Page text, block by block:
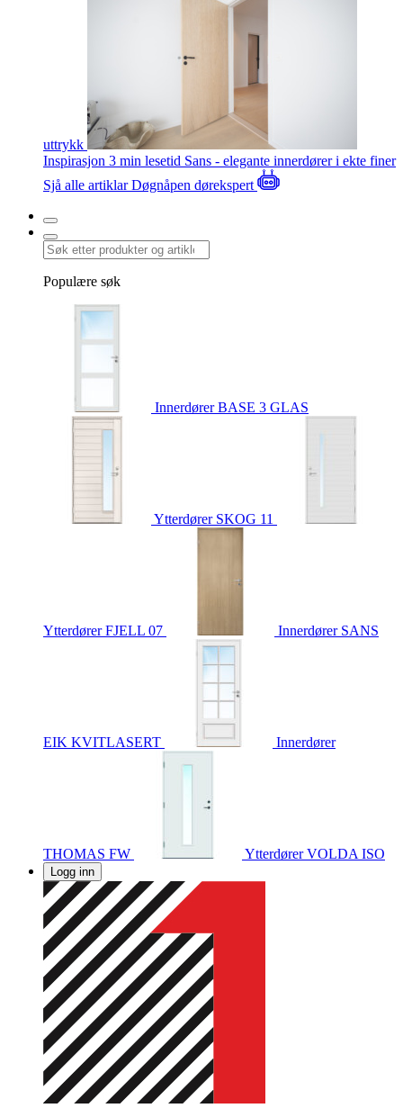
uttrykk
Inspirasjon 3 min lesetid Sans - elegante innerdører i ekte finer
Sjå alle artiklarDøgnåpen dørekspert
Populære søk
InnerdørerBASE 3 GLAS
Ytterdører SKOG 11
YtterdørerFJELL 07 Innerdører SANS
EIK KVITLASERT Innerdører
THOMAS FW YtterdørerVOLDA ISO
Logg inn